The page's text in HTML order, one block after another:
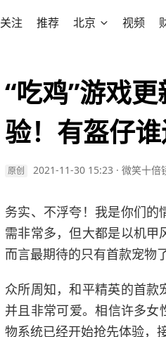
关注 推荐 北京 视频
“吃鸡”游戏
验！有盔仔谁
原创 2021-11-30 15:23 · 微笑十倍
务实、不浮夸！我是你们
需非常多，但大都是以机
而言最期待的只有首款宠物了
众所周知，和平精英的首款
并且非常可爱。相信许多
物系统已经开始抢先体验，